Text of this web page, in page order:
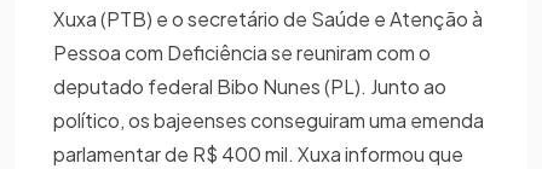
Xuxa (PTB) e o secretário de Saúde e Atenção à
Pessoa com Deficiência se reuniram com o
deputado federal Bibo Nunes (PL). Junto ao
político, os bajeenses conseguiram uma emenda
parlamentar de R$ 400 mil. Xuxa informou que